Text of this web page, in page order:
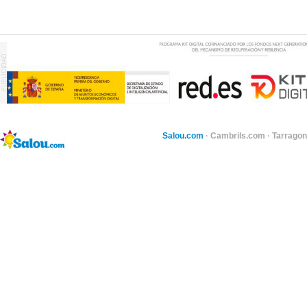
Salou.com · Cambrils.com ·